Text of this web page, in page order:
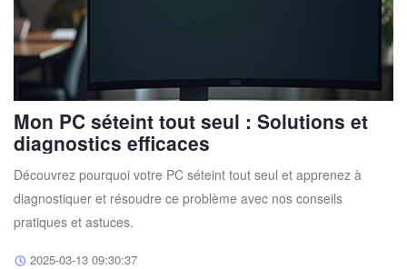
Mon PC séteint tout seul : Solutions et
diagnostics efficaces
Découvrez pourquoi votre PC séteint tout seul et apprenez à
diagnostiquer et résoudre ce problème avec nos conseils
pratiques et astuces.
2025-03-13 09:30:37